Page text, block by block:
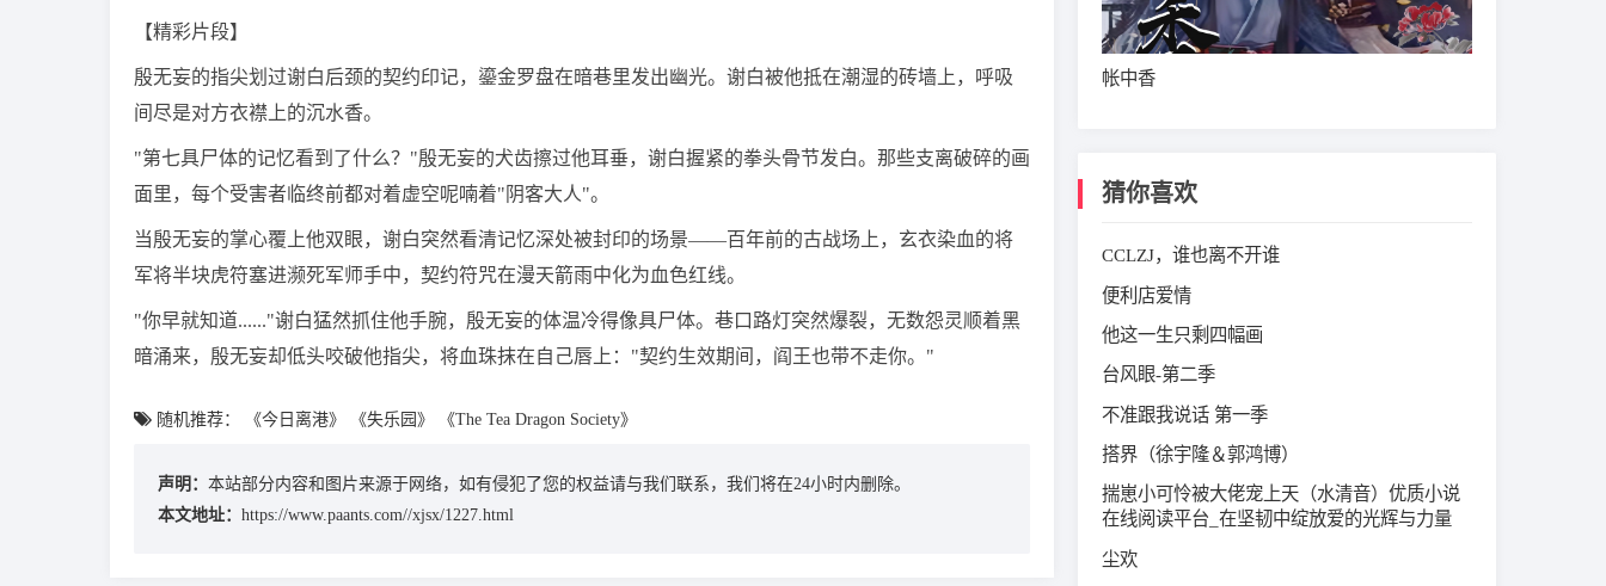
【精彩片段】
殷无妄的指尖划过谢白后颈的契约印记，鎏金罗盘在暗巷里发出幽光。谢白被他抵在潮湿的砖墙上，呼吸
间尽是对方衣襟上的沉水香。
"第七具尸体的记忆看到了什么？"殷无妄的犬齿擦过他耳垂，谢白握紧的拳头骨节发白。那些支离破碎的画
面里，每个受害者临终前都对着虚空呢喃着"阴客大人"。
当殷无妄的掌心覆上他双眼，谢白突然看清记忆深处被封印的场景——百年前的古战场上，玄衣染血的将
军将半块虎符塞进濒死军师手中，契约符咒在漫天箭雨中化为血色红线。
"你早就知道......"谢白猛然抓住他手腕，殷无妄的体温冷得像具尸体。巷口路灯突然爆裂，无数怨灵顺着黑
暗涌来，殷无妄却低头咬破他指尖，将血珠抹在自己唇上："契约生效期间，阎王也带不走你。"
随机推荐： 《今日离港》 《失乐园》 《The Tea Dragon Society》
声明： 本站部分内容和图片来源于网络，如有侵犯了您的权益请与我们联系，我们将在24小时内删除。
本文地址： https://www.paants.com//xjsx/1227.html
帐中香
猜你喜欢
CCLZJ，谁也离不开谁
便利店爱情
他这一生只剩四幅画
台风眼-第二季
不准跟我说话 第一季
搭界（徐宇隆＆郭鸿博）
揣崽小可怜被大佬宠上天（水清音）优质小说
在线阅读平台_在坚韧中绽放爱的光辉与力量
尘欢